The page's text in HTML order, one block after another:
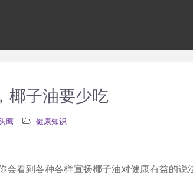
椰子油要少吃
鹰 健康知识
会看到各种各样宣扬椰子油对健康有益的说